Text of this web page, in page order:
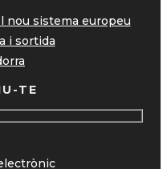
nou sistema europeu
i sortida
TE